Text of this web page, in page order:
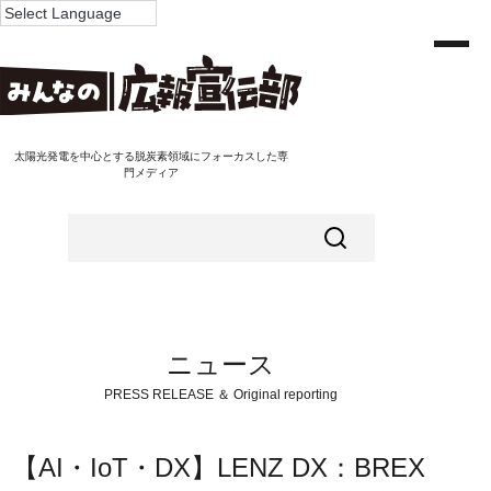
太陽光発電を中心とする脱炭素領域にフォーカスした専
門メディア
ニュース
PRESS RELEASE ＆ Original reporting
【AI・IoT・DX】LENZ DX：BREX